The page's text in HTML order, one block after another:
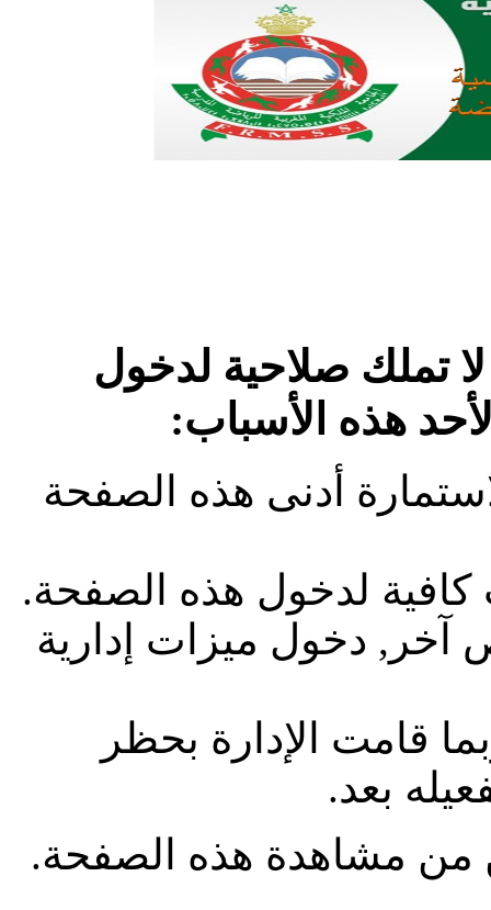
تملك صلاحية لدخول
هذه الأسباب:
أدنى هذه الصفحة
كافية لدخول هذه الصفحة.
دخول ميزات إدارية
قامت الإدارة بحظر
بعد.
مشاهدة هذه الصفحة.